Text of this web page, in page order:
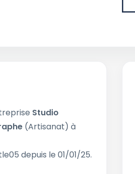
Studio
(Artisanat) à
depuis le 01/01/25.